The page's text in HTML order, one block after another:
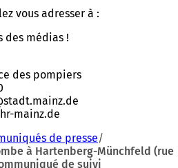
vous adresser à :
des médias !
des pompiers
stadt.mainz de
mainz.de
de presse
à Hartenberg-Münchfeld (rue
de suivi